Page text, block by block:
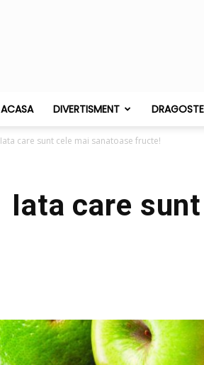
ACASA DIVERTISMENT
Iata care sunt cele mai sanatoase fructe!
Iata care